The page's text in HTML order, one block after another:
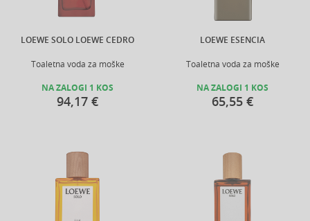
LOEWE SOLO LOEWE CEDRO
Toaletna voda za moške
NA ZALOGI 1 KOS
94,17 €
LOEWE ESENCIA
Toaletna voda za moške
NA ZALOGI 1 KOS
65,55 €